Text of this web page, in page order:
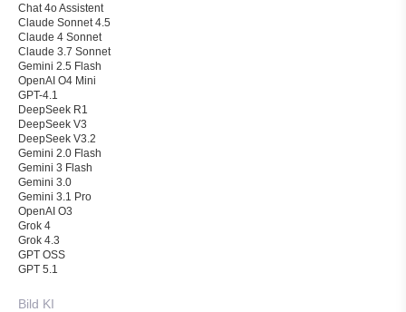
Chat 4o Assistent
Claude Sonnet 4.5
Claude 4 Sonnet
Claude 3.7 Sonnet
Gemini 2.5 Flash
OpenAI O4 Mini
GPT-4.1
DeepSeek R1
DeepSeek V3
DeepSeek V3.2
Gemini 2.0 Flash
Gemini 3 Flash
Gemini 3.0
Gemini 3.1 Pro
OpenAI O3
Grok 4
Grok 4.3
GPT OSS
GPT 5.1
Bild KI